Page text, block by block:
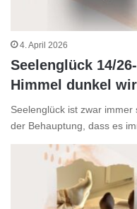
4. April 2026
Seelenglück 14/
Himmel dunkel
Seelenglück ist zwar
der Behauptung, dass es